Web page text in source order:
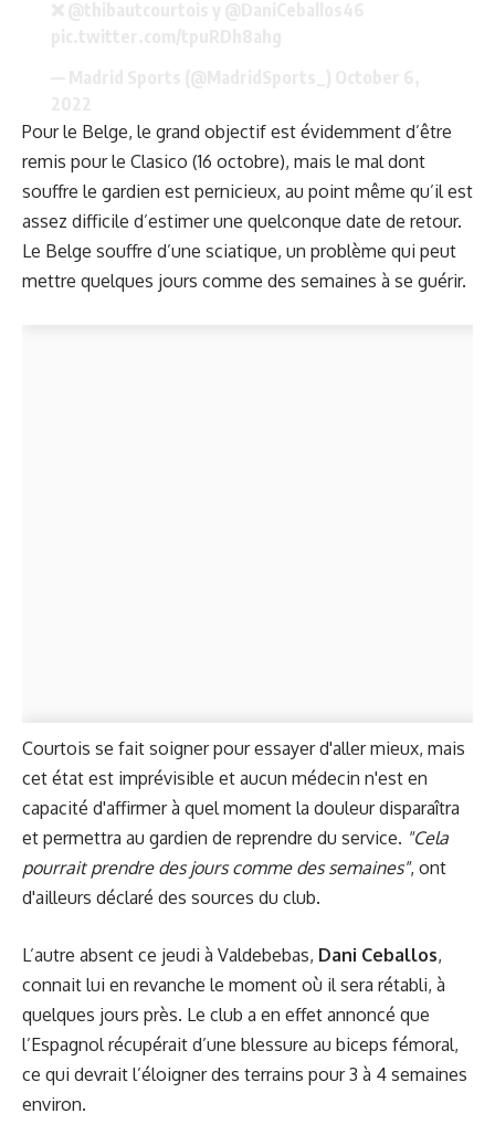
Pour le Belge, le grand objectif est évidemment d’être
remis pour le Clasico (16 octobre), mais le mal dont
souffre le gardien est pernicieux, au point même qu’il est
assez difficile d’estimer une quelconque date de retour.
Le Belge souffre d’une sciatique, un problème qui peut
mettre quelques jours comme des semaines à se guérir.
Courtois se fait soigner pour essayer d'aller mieux, mais
cet état est imprévisible et aucun médecin n'est en
capacité d'affirmer à quel moment la douleur disparaîtra
et permettra au gardien de reprendre du service. "Cela
pourrait prendre des jours comme des semaines", ont
d'ailleurs déclaré des sources du club.
L’autre absent ce jeudi à Valdebebas, Dani Ceballos,
connait lui en revanche le moment où il sera rétabli, à
quelques jours près. Le club a en effet annoncé que
l’Espagnol récupérait d’une blessure au biceps fémoral,
ce qui devrait l’éloigner des terrains pour 3 à 4 semaines
environ.